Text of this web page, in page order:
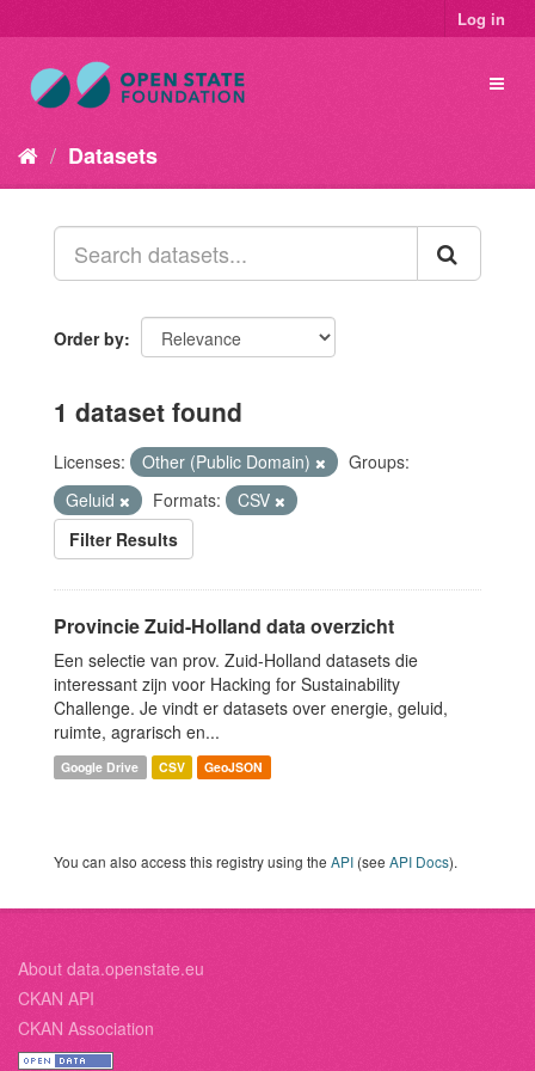
Log in
Datasets
Order by
1 dataset found
Licenses: Other (Public Domain)
Groups:
Geluid
Formats:
CSV
Filter Results
Provincie Zuid-Holland data overzicht
Een selectie van prov. Zuid-Holland datasets die
interessant zijn voor Hacking for Sustainability
Challenge. Je vindt er datasets over energie, geluid,
ruimte, agrarisch en...
Google Drive CSV GeoJSON
You can also access this registry using the API (see API Docs).
About data.openstate.eu
CKAN API
CKAN Association